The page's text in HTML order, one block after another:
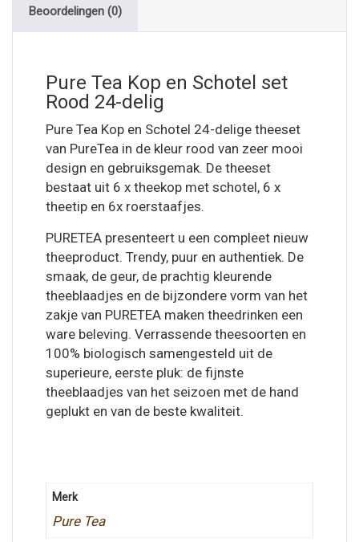
Beoordelingen (0)
Pure Tea Kop en Schotel set
Rood 24-delig
Pure Tea Kop en Schotel 24-delige theeset
van PureTea in de kleur rood van zeer mooi
design en gebruiksgemak. De theeset
bestaat uit 6 x theekop met schotel, 6 x
theetip en 6x roerstaafjes.
PURETEA presenteert u een compleet nieuw
theeproduct. Trendy, puur en authentiek. De
smaak, de geur, de prachtig kleurende
theeblaadjes en de bijzondere vorm van het
zakje van PURETEA maken theedrinken een
ware beleving. Verrassende theesoorten en
100% biologisch samengesteld uit de
superieure, eerste pluk: de fijnste
theeblaadjes van het seizoen met de hand
geplukt en van de beste kwaliteit.
Merk
Pure Tea